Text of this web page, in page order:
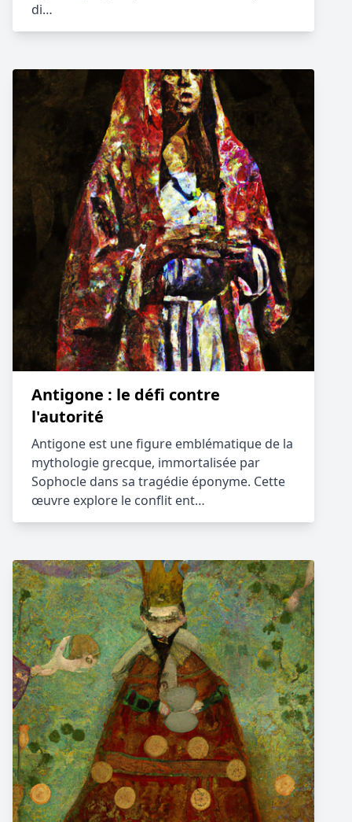
di…
Antigone : le défi contre
l'autorité
Antigone est une figure emblématique de la
mythologie grecque, immortalisée par
Sophocle dans sa tragédie éponyme. Cette
œuvre explore le conflit ent…